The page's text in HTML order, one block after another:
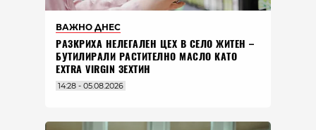
ВАЖНО ДНЕС
РАЗКРИХА НЕЛЕГАЛЕН ЦЕХ В СЕЛО ЖИТЕН –
БУТИЛИРАЛИ РАСТИТЕЛНО МАСЛО КАТО
EXTRA VIRGIN ЗЕХТИН
14:28 - 05.08.2026